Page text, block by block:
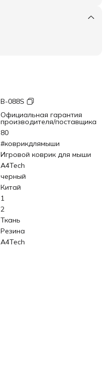
B-088S
Официальная гарантия
производителя/поставщика
80
#коврикдлямыши
Игровой коврик для мыши
A4Tech
черный
Китай
1
2
Ткань
Резина
A4Tech